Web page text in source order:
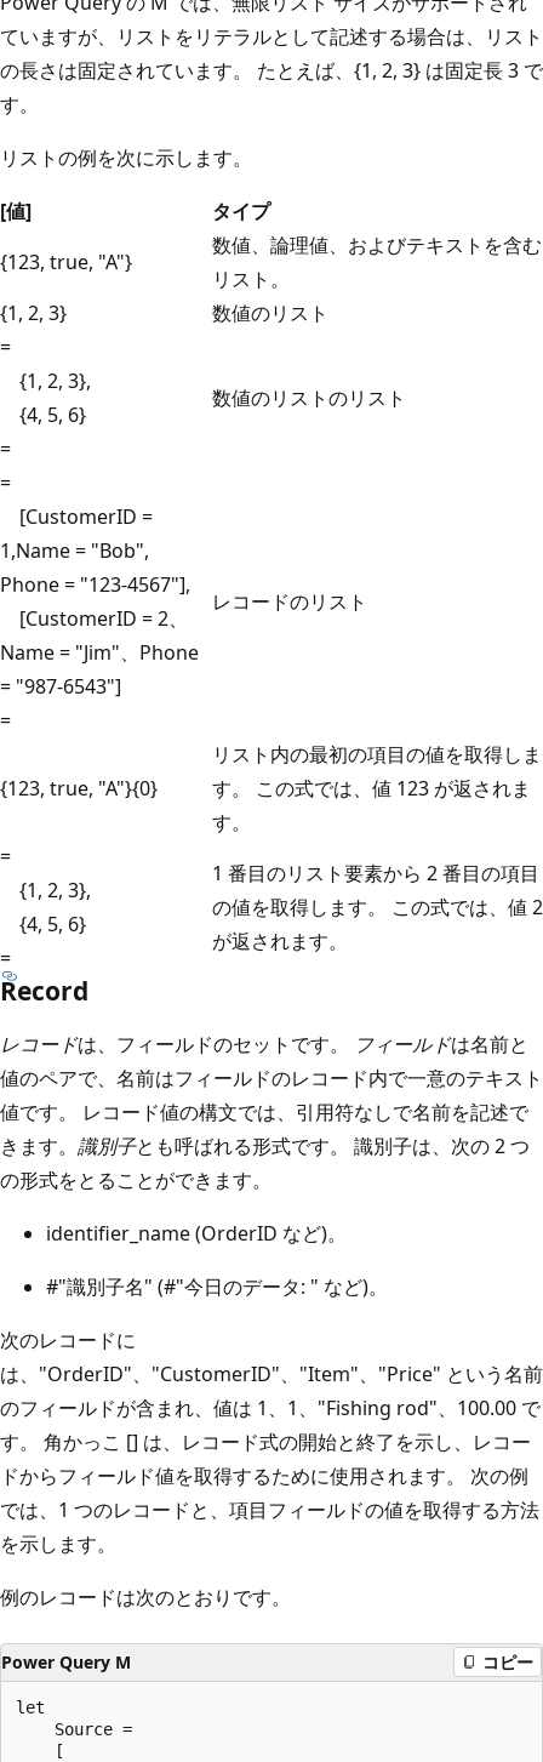
ていますが、リストをリテラルとして記述する場合は、リスト
の長さは固定されています。 たとえば、{1, 2, 3} は固定長 3 で
す。
リストの例を次に示します。
[値]
タイプ
{123, true, "A"}
数値、論理値、およびテキストを含む
リスト。
{1, 2, 3}
数値のリスト
=
{1, 2, 3},
{4, 5, 6}
=
数値のリストのリスト
=
[CustomerID =
1,Name = "Bob",
Phone = "123-4567"],
[CustomerID = 2、
Name = "Jim"、Phone
= "987-6543"]
=
レコードのリスト
{123, true, "A"}{0}
リスト内の最初の項目の値を取得しま
す。 この式では、値 123 が返されま
す。
=
{1, 2, 3},
{4, 5, 6}
=
1 番目のリスト要素から 2 番目の項目
の値を取得します。 この式では、値 2
が返されます。
Record
レコードは、フィールドのセットです。 フィールドは名前と
値のペアで、名前はフィールドのレコード内で一意のテキスト
値です。 レコード値の構文では、引用符なしで名前を記述で
きます。 識別子とも呼ばれる形式です。 識別子は、次の 2 つ
の形式をとることができます。
identifier_name (OrderID など)。
#"識別子名" (#"今日のデータ: " など)。
次のレコードに
は、"OrderID"、"CustomerID"、"Item"、"Price" という名前
のフィールドが含まれ、値は 1、1、"Fishing rod"、100.00 で
す。 角かっこ [] は、レコード式の開始と終了を示し、レコー
ドからフィールド値を取得するために使用されます。 次の例
では、1 つのレコードと、項目フィールドの値を取得する方法
を示します。
例のレコードは次のとおりです。
Power Query M コピー
let
    Source =
    [